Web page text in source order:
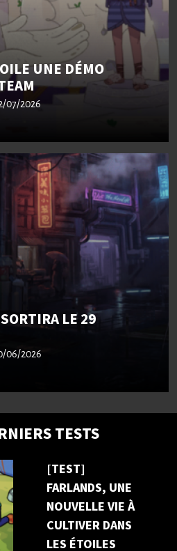
UNE DÉMO
07/2026
LE 29
06/2026
TESTS
[TEST]
FARLANDS, UNE
NOUVELLE VIE À
CULTIVER DANS
LES ÉTOILES